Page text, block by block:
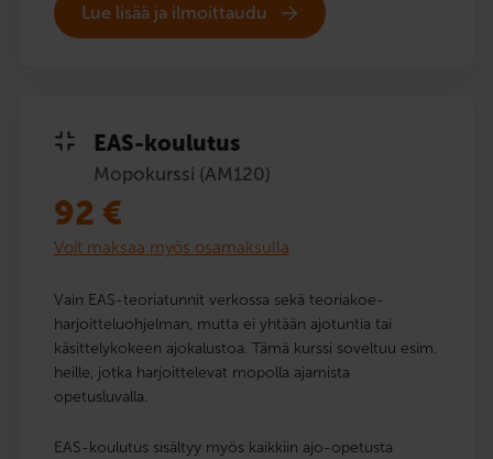
Lue lisää ja ilmoittaudu
EAS-koulutus
Mopokurssi (AM120)
92 €
Voit maksaa myös osamaksulla
Vain EAS-teoriatunnit verkossa sekä teoriakoe­
harjoittelu­ohjelman, mutta ei yhtään ajotuntia tai
käsittelykokeen ajokalustoa. Tämä kurssi soveltuu esim.
heille, jotka harjoittelevat mopolla ajamista
opetusluvalla.
EAS-koulutus sisältyy myös kaikkiin ajo-opetusta